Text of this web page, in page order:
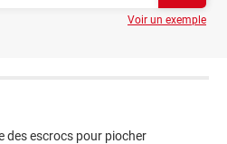
Voir un exemple
des escrocs pour piocher